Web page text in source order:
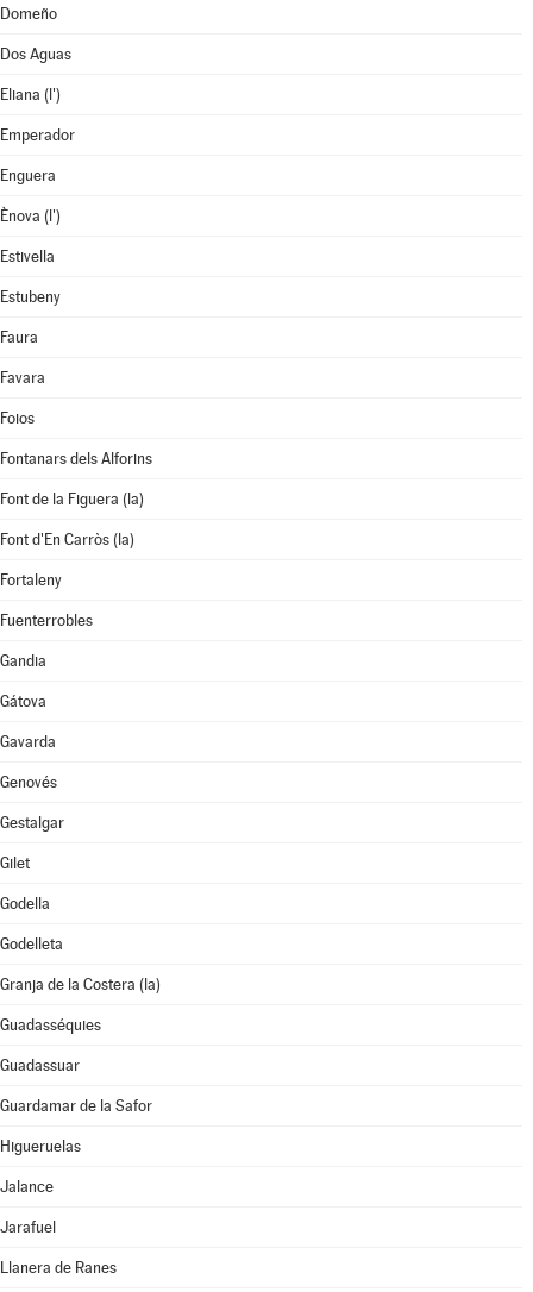
Domeño
Dos Aguas
Eliana (l')
Emperador
Enguera
Ènova (l')
Estivella
Estubeny
Faura
Favara
Foios
Fontanars dels Alforins
Font de la Figuera (la)
Font d'En Carròs (la)
Fortaleny
Fuenterrobles
Gandia
Gátova
Gavarda
Genovés
Gestalgar
Gilet
Godella
Godelleta
Granja de la Costera (la)
Guadasséquies
Guadassuar
Guardamar de la Safor
Higueruelas
Jalance
Jarafuel
Llanera de Ranes